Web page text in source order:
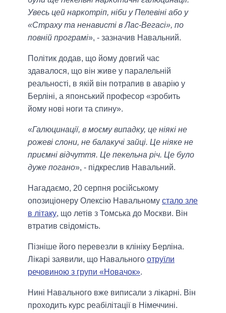
Увесь цей наркотріп, ніби у Пелевіні або у
«Страху та ненависті в Лас-Вегасі», по
повній програмі», - зазначив Навальний.
Політик додав, що йому довгий час
здавалося, що він живе у паралельній
реальності, в якій він потрапив в аварію у
Берліні, а японський професор «зробить
йому нові ноги та спину».
«Галюцинації, в моєму випадку, це ніякі не
рожеві слони, не балакучі зайці. Це ніяке не
приємні відчуття. Це пекельна річ. Це було
дуже погано», - підкреслив Навальний.
Нагадаємо, 20 серпня російському
опозиціонеру Олексію Навальному стало зле
в літаку, що летів з Томська до Москви. Він
втратив свідомість.
Пізніше його перевезли в клініку Берліна.
Лікарі заявили, що Навального отруїли
речовиною з групи «Новачок».
Нині Навального вже виписали з лікарні. Він
проходить курс реабілітації в Німеччині.